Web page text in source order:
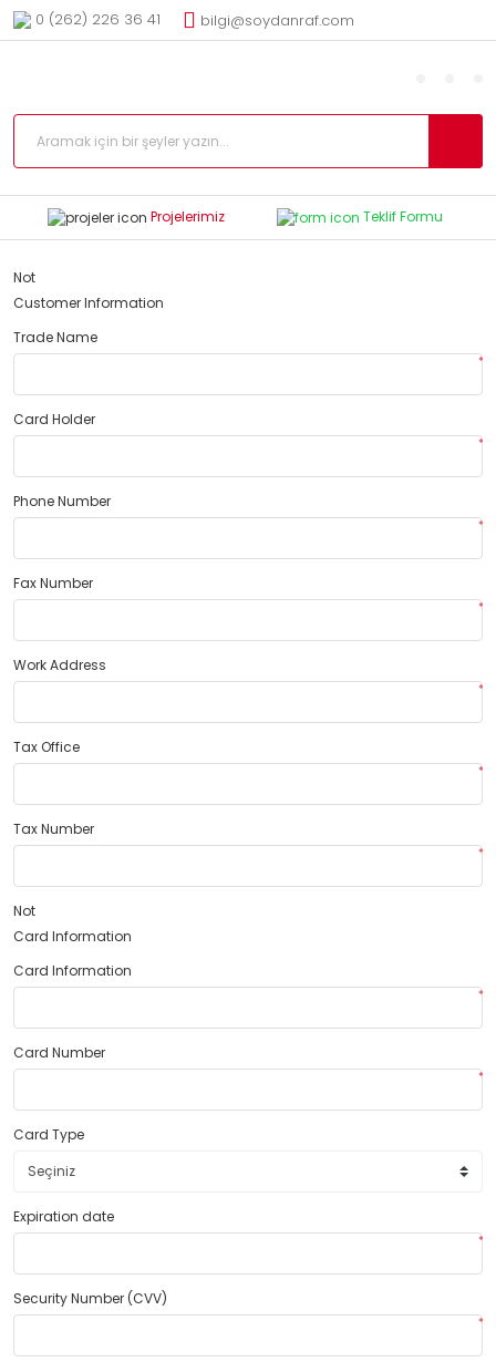
0 (262) 226 36 41 bilgi@soydanraf.com
Projelerimiz Teklif Formu
Not
Customer Information
Trade Name
*
Card Holder
*
Phone Number
*
Fax Number
*
Work Address
*
Tax Office
*
Tax Number
*
Not
Card Information
Card Information
*
Card Number
*
Card Type
Expiration date
*
Security Number (CVV)
*